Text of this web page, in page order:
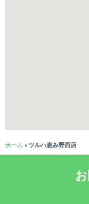
ホーム » ツルハ恵み野西店